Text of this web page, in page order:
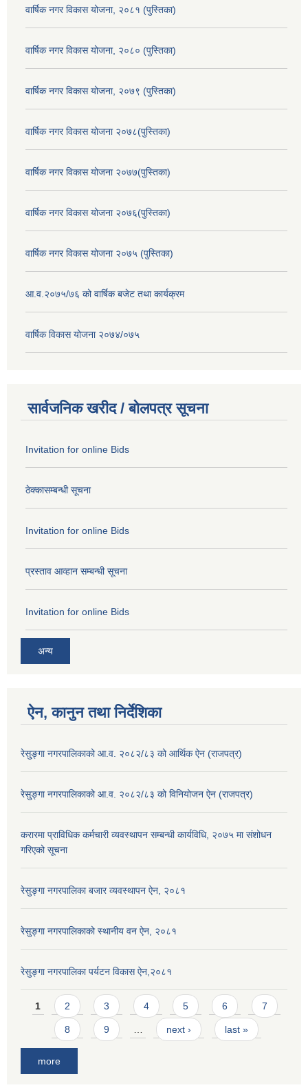
वार्षिक नगर विकास योजना, २०८१ (पुस्तिका)
वार्षिक नगर विकास योजना, २०८० (पुस्तिका)
वार्षिक नगर विकास योजना, २०७९ (पुस्तिका)
वार्षिक नगर विकास योजना २०७८(पुस्तिका)
वार्षिक नगर विकास योजना २०७७(पुस्तिका)
वार्षिक नगर विकास योजना २०७६(पुस्तिका)
वार्षिक नगर विकास योजना २०७५ (पुस्तिका)
आ.व.२०७५/७६ को वार्षिक बजेट तथा कार्यक्रम
वार्षिक विकास योजना २०७४/०७५
सार्वजनिक खरीद / बोलपत्र सूचना
Invitation for online Bids
ठेक्कासम्बन्धी सूचना
Invitation for online Bids
प्रस्ताव आव्हान सम्बन्धी सूचना
Invitation for online Bids
अन्य
ऐन, कानुन तथा निर्देशिका
रेसु्ङ्गा नगरपालिकाको आ.व. २०८२/८३ को आर्थिक ऐन (राजपत्र)
रेसु्ङ्गा नगरपालिकाको आ.व. २०८२/८३ को विनियोजन ऐन (राजपत्र)
करारमा प्राविधिक कर्मचारी व्यवस्थापन सम्बन्धी कार्यविधि, २०७५ मा संशोधन
गरिएको सूचना
रेसुङ्गा नगरपालिका बजार व्यवस्थापन ऐन, २०८१
रेसुङ्गा नगरपालिकाको स्थानीय वन ऐन, २०८१
रेसुङ्गा नगरपालिका पर्यटन विकास ऐन,२०८१
Pages
1 2 3 4 5 6 7
8 9 next › last »
more